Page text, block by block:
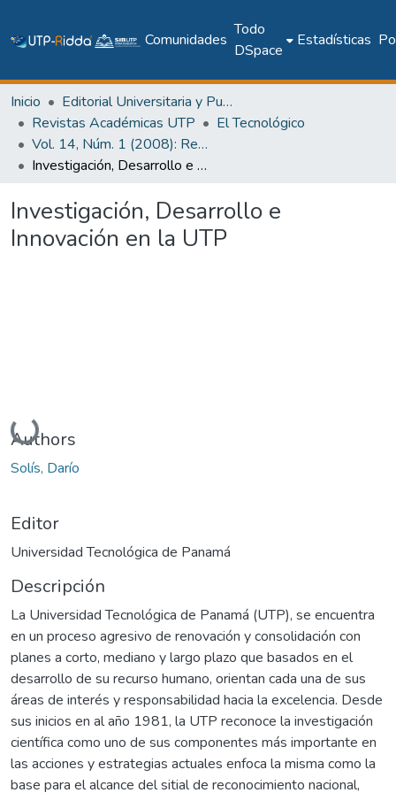
Comunidades
Todo
DSpace
Estadísticas
Inicio
Editorial Universitaria y Publicaciones Seriadas
Revistas Académicas UTP
El Tecnológico
Vol. 14, Núm. 1 (2008): Revista EL TECNOLÓGICO
Investigación, Desarrollo e Innovación en la UTP
Investigación, Desarrollo e
Innovación en la UTP
Cargando...
Authors
Solís, Darío
Editor
Universidad Tecnológica de Panamá
Descripción
La Universidad Tecnológica de Panamá (UTP), se encuentra
en un proceso agresivo de renovación y consolidación con
planes a corto, mediano y largo plazo que basados en el
desarrollo de su recurso humano, orientan cada una de sus
áreas de interés y responsabilidad hacia la excelencia. Desde
sus inicios en al año 1981, la UTP reconoce la investigación
científica como uno de sus componentes más importante en
las acciones y estrategias actuales enfoca la misma como la
base para el alcance del sitial de reconocimiento nacional,